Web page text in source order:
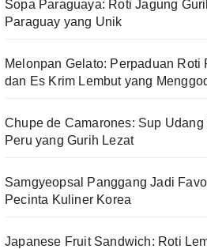
Sopa Paraguaya: Roti Jagung
Paraguay yang Unik
Melonpan Gelato: Perpaduan Roti
dan Es Krim Lembut yang
Chupe de Camarones: Sup Udang
Peru yang Gurih Lezat
Samgyeopsal Panggang Jadi
Pecinta Kuliner Korea
Japanese Fruit Sandwich: Roti